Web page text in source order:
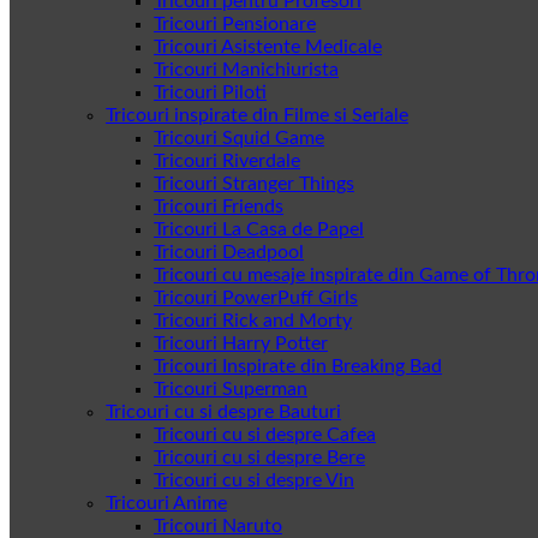
Tricouri Pensionare
Tricouri Asistente Medicale
Tricouri Manichiurista
Tricouri Piloti
Tricouri inspirate din Filme si Seriale
Tricouri Squid Game
Tricouri Riverdale
Tricouri Stranger Things
Tricouri Friends
Tricouri La Casa de Papel
Tricouri Deadpool
Tricouri cu mesaje inspirate din Game of
Tricouri PowerPuff Girls
Tricouri Rick and Morty
Tricouri Harry Potter
Tricouri Inspirate din Breaking Bad
Tricouri Superman
Tricouri cu si despre Bauturi
Tricouri cu si despre Cafea
Tricouri cu si despre Bere
Tricouri cu si despre Vin
Tricouri Anime
Tricouri Naruto